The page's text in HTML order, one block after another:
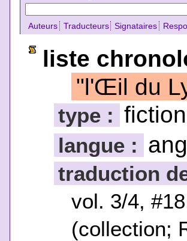
Auteurs Traducteurs Signataires
liste
"l'Œil du
type :
langue :
traduction
vol. 3/4,
(collection;